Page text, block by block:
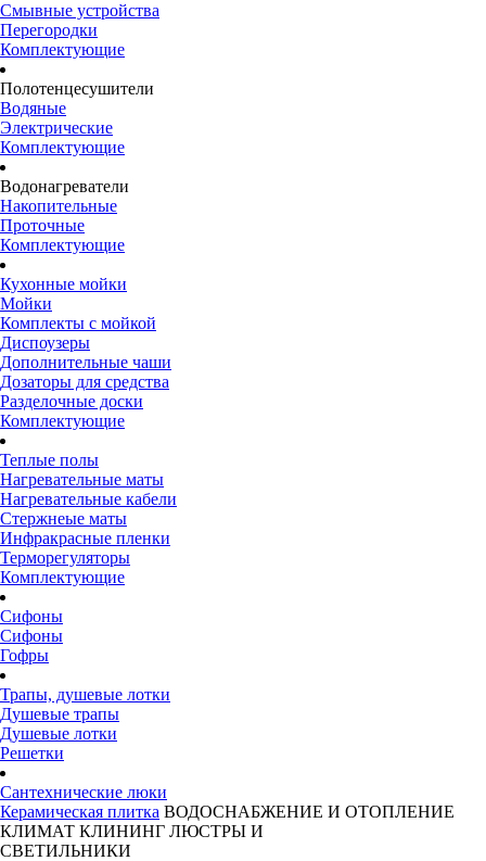
Смывные устройства
Перегородки
Комплектующие
Полотенцесушители
Водяные
Электрические
Комплектующие
Водонагреватели
Накопительные
Проточные
Комплектующие
Кухонные мойки
Мойки
Комплекты с мойкой
Диспоузеры
Дополнительные чаши
Дозаторы для средства
Разделочные доски
Комплектующие
Теплые полы
Нагревательные маты
Нагревательные кабели
Стержнеые маты
Инфракрасные пленки
Терморегуляторы
Комплектующие
Сифоны
Сифоны
Гофры
Трапы, душевые лотки
Душевые трапы
Душевые лотки
Решетки
Сантехнические люки
Керамическая плитка ВОДОСНАБЖЕНИЕ И ОТОПЛЕНИЕ
КЛИМАТ КЛИНИНГ ЛЮСТРЫ И
СВЕТИЛЬНИКИ